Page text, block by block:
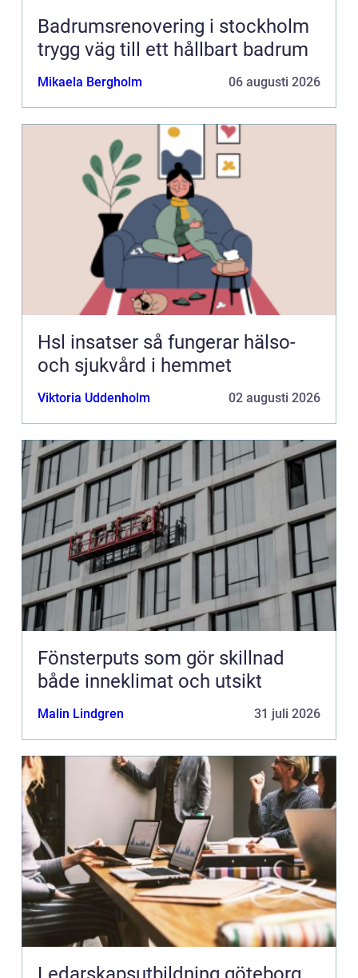
Badrumsrenovering i stockholm
trygg väg till ett hållbart badrum
Mikaela Bergholm 06 augusti 2026
Hsl insatser så fungerar hälso-
och sjukvård i hemmet
Viktoria Uddenholm 02 augusti 2026
Fönsterputs som gör skillnad
både inneklimat och utsikt
Malin Lindgren 31 juli 2026